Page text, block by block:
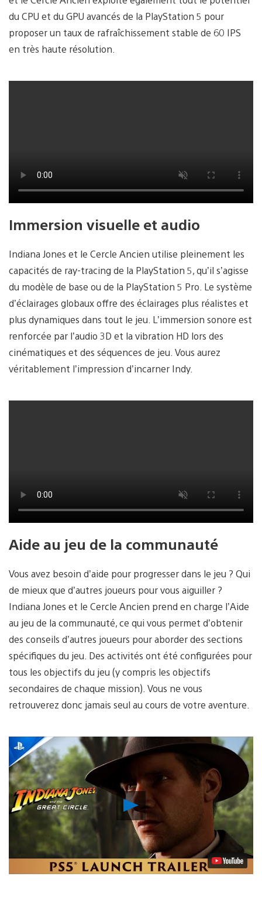
du CPU et du GPU avancés de la PlayStation 5 pour
proposer un taux de rafraîchissement stable de 60 IPS
en très haute résolution.
Immersion visuelle et audio
Indiana Jones et le Cercle Ancien utilise pleinement les
capacités de ray-tracing de la PlayStation 5, qu’il s’agisse
du modèle de base ou de la PlayStation 5 Pro. Le système
d’éclairages globaux offre des éclairages plus réalistes et
plus dynamiques dans tout le jeu. L’immersion sonore est
renforcée par l’audio 3D et la vibration HD lors des
cinématiques et des séquences de jeu. Vous aurez
véritablement l’impression d’incarner Indy.
Aide au jeu de la communauté
Vous avez besoin d’aide pour progresser dans le jeu ? Qui
de mieux que d’autres joueurs pour vous aiguiller ?
Indiana Jones et le Cercle Ancien prend en charge l’Aide
au jeu de la communauté, ce qui vous permet d’obtenir
des conseils d’autres joueurs pour aborder des sections
spécifiques du jeu. Des activités ont été configurées pour
tous les objectifs du jeu (y compris les objectifs
secondaires de chaque mission). Vous ne vous
retrouverez donc jamais seul au cours de votre aventure.
Lancer
la
vidéo